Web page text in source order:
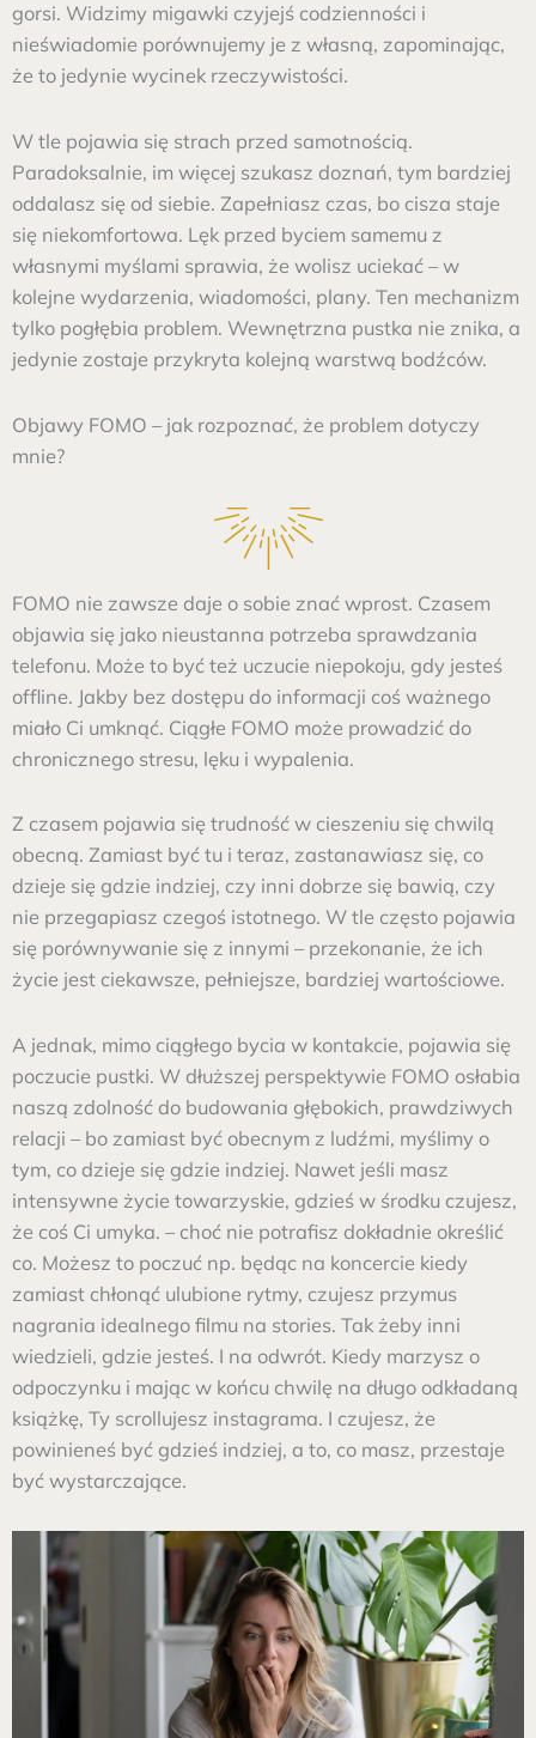
gorsi. Widzimy migawki czyjejś codzienności i
nieświadomie porównujemy je z własną, zapominając,
że to jedynie wycinek rzeczywistości.
W tle pojawia się strach przed samotnością.
Paradoksalnie, im więcej szukasz doznań, tym bardziej
oddalasz się od siebie. Zapełniasz czas, bo cisza staje
się niekomfortowa. Lęk przed byciem samemu z
własnymi myślami sprawia, że wolisz uciekać – w
kolejne wydarzenia, wiadomości, plany. Ten mechanizm
tylko pogłębia problem. Wewnętrzna pustka nie znika, a
jedynie zostaje przykryta kolejną warstwą bodźców.
Objawy FOMO – jak rozpoznać, że problem dotyczy
mnie?
FOMO nie zawsze daje o sobie znać wprost. Czasem
objawia się jako nieustanna potrzeba sprawdzania
telefonu. Może to być też uczucie niepokoju, gdy jesteś
offline. Jakby bez dostępu do informacji coś ważnego
miało Ci umknąć. Ciągłe FOMO może prowadzić do
chronicznego stresu, lęku i wypalenia.
Z czasem pojawia się trudność w cieszeniu się chwilą
obecną. Zamiast być tu i teraz, zastanawiasz się, co
dzieje się gdzie indziej, czy inni dobrze się bawią, czy
nie przegapiasz czegoś istotnego. W tle często pojawia
się porównywanie się z innymi – przekonanie, że ich
życie jest ciekawsze, pełniejsze, bardziej wartościowe.
A jednak, mimo ciągłego bycia w kontakcie, pojawia się
poczucie pustki. W dłuższej perspektywie FOMO osłabia
naszą zdolność do budowania głębokich, prawdziwych
relacji – bo zamiast być obecnym z ludźmi, myślimy o
tym, co dzieje się gdzie indziej. Nawet jeśli masz
intensywne życie towarzyskie, gdzieś w środku czujesz,
że coś Ci umyka. – choć nie potrafisz dokładnie określić
co. Możesz to poczuć np. będąc na koncercie kiedy
zamiast chłonąć ulubione rytmy, czujesz przymus
nagrania idealnego filmu na stories. Tak żeby inni
wiedzieli, gdzie jesteś. I na odwrót. Kiedy marzysz o
odpoczynku i mając w końcu chwilę na długo odkładaną
książkę, Ty scrollujesz instagrama. I czujesz, że
powinieneś być gdzieś indziej, a to, co masz, przestaje
być wystarczające.